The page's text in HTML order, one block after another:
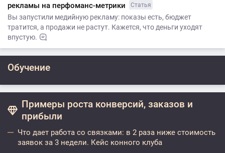
рекламы на перфоманс-метрики
Статья
Вы запустили медийную рекламу: показы есть, бюджет
тратится, а продажи не растут. Кажется, что деньги уходят
впустую.
Обучение
Примеры роста конверсий, заказов и
прибыли
Что дает работа со связками: в 2 раза ниже стоимость
заявок за 3 недели. Кейс конного клуба